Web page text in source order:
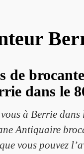
de
dans le
à Berrie
Antiquaire
vous pouvez